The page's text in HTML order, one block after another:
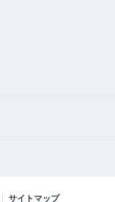
サイトマップ